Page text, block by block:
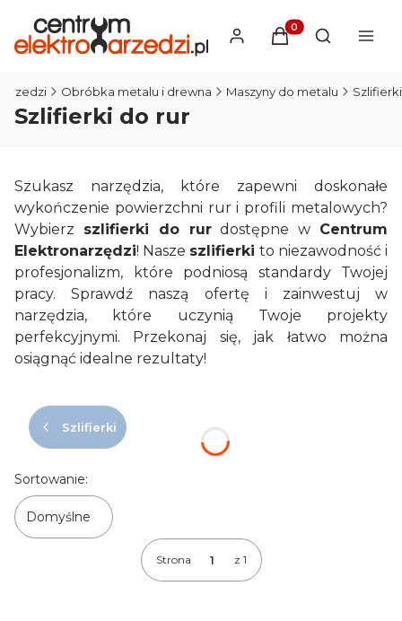
Produkty w
Otwórz
Obróbka metalu i drewna Maszyny do metalu Szlifierki
Szlifierki do rur
Szukasz narzędzia, które zapewni doskonałe
wykończenie powierzchni rur i profili metalowych?
Wybierz szlifierki do rurdostępne w Centrum
Elektronarzędzi! Nasze szlifierki to niezawodność i
profesjonalizm, które podniosą standardy Twojej
pracy. Sprawdź naszą ofertę i zainwestuj w
narzędzia, które uczynią Twoje projekty
perfekcyjnymi. Przekonaj się, jak łatwo można
osiągnąć idealne rezultaty!
Szlifierki
Lista produktów
Sortowanie:
Domyślne
Strona z 1